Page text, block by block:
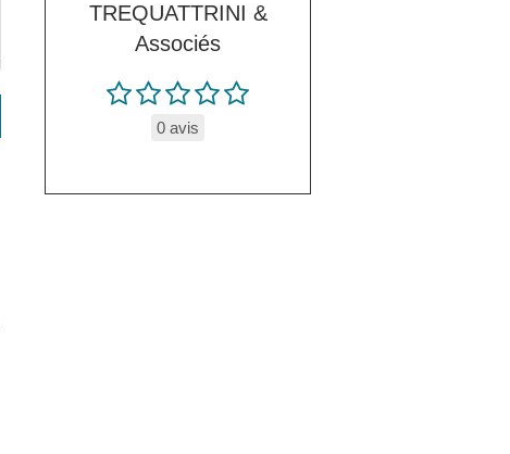
TREQUATTRINI &
Associés
0 avis